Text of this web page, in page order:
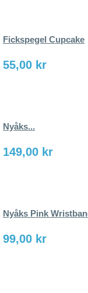
Fickspegel Cupcake
55,00 kr
Nyåks...
149,00 kr
Nyåks Pink
99,00 kr